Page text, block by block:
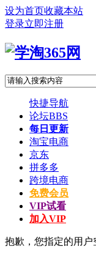
设为首页收藏本站
登录立即注册
快捷导航
论坛BBS
每日更新
淘宝电商
京东
拼多多
跨境电商
免费会员
VIP试看
加入VIP
抱歉，您指定的用户